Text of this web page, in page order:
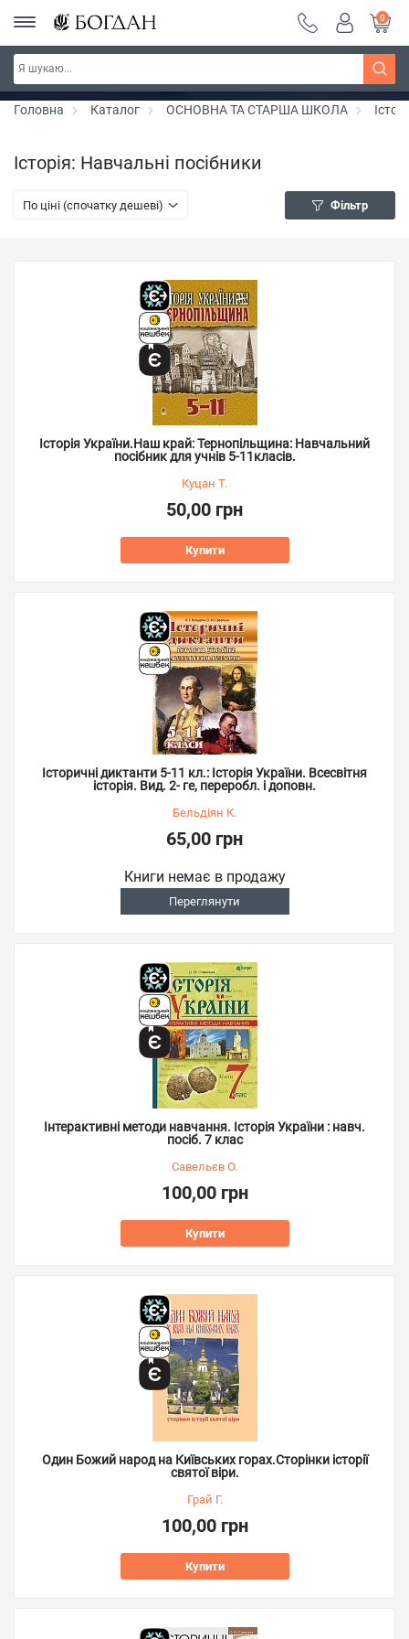
Серія "Чейзіана" ~ знижка 20%
0
Головна Каталог ОСНОВНА ТА СТАРША ШКОЛА
Історія: Навчальні посібники
По ціні (спочатку дешеві) Фільтр
Історія України.Наш край: Тернопільщина: Навчальний
посібник для учнів 5-11класів.
Куцан Т.
50,00 грн
Купити
Історичні диктанти 5-11 кл.: Історія України. Всесвітня
історія. Вид. 2- ге, переробл. і доповн.
Бельдіян К.
65,00 грн
Книги немає в продажу
Переглянути
Інтерактивні методи навчання. Історія України : навч.
посіб. 7 клас
Савельєв О.
100,00 грн
Купити
Один Божий народ на Київських горах.Сторінки історії
святої віри.
Грай Г.
100,00 грн
Купити